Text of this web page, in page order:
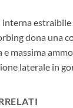
interna
dona una
e massima
laterale in